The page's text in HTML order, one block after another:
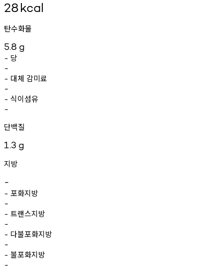
28kcal
탄수화물
5.8 g
- 당
-
- 대체 감미료
-
- 식이섬유
-
단백질
1.3 g
지방
-
- 포화지방
-
- 트랜스지방
-
- 다불포화지방
-
- 불포화지방
-